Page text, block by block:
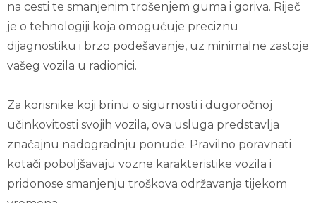
na cesti te smanjenim trošenjem guma i goriva. Riječ
je o tehnologiji koja omogućuje preciznu
dijagnostiku i brzo podešavanje, uz minimalne zastoje
vašeg vozila u radionici.
Za korisnike koji brinu o sigurnosti i dugoročnoj
učinkovitosti svojih vozila, ova usluga predstavlja
značajnu nadogradnju ponude. Pravilno poravnati
kotači poboljšavaju vozne karakteristike vozila i
pridonose smanjenju troškova održavanja tijekom